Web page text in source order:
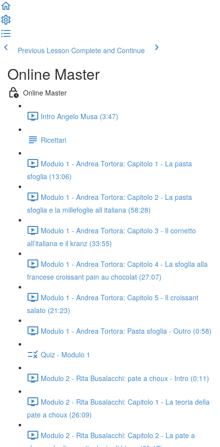
Previous Lesson Complete and Continue
Online Master
Online Master
Intro Angelo Musa (3:47)
Ricettari
Modulo 1 - Andrea Tortora: Capitolo 1 - La pasta
sfoglia (13:06)
Modulo 1 - Andrea Tortora: Capitolo 2 - La pasta
sfoglia e la millefoglie all italiana (58:28)
Modulo 1 - Andrea Tortora: Capitolo 3 - Il cornetto
all’italiana e il kranz (33:55)
Modulo 1 - Andrea Tortora: Capitolo 4 - La sfoglia alla
francese croissant pain au chocolat (27:07)
Modulo 1 - Andrea Tortora: Capitolo 5 - Il croissant
salato (21:23)
Modulo 1 - Andrea Tortora: Pasta sfoglia - Outro (0:58)
Quiz - Modulo 1
Modulo 2 - Rita Busalacchi: pate a choux - Intro (0:11)
Modulo 2 - Rita Busalacchi: Capitolo 1 - La teoria della
pate a choux (26:09)
Modulo 2 - Rita Busalacchi: Capitolo 2 - La pate a